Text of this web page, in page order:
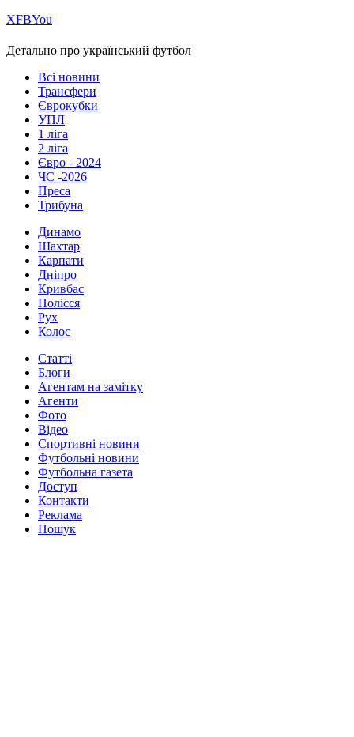
ХFBYou
Детально про український футбол
Всі новини
Трансфери
Єврокубки
УПЛ
1 ліга
2 ліга
Євро - 2024
ЧС -2026
Преса
Трибуна
Динамо
Шахтар
Карпати
Дніпро
Кривбас
Полісся
Рух
Колос
Статті
Блоги
Агентам на замітку
Агенти
Фото
Відео
Спортивні новини
Футбольні новини
Футбольна газета
Доступ
Контакти
Реклама
Пошук